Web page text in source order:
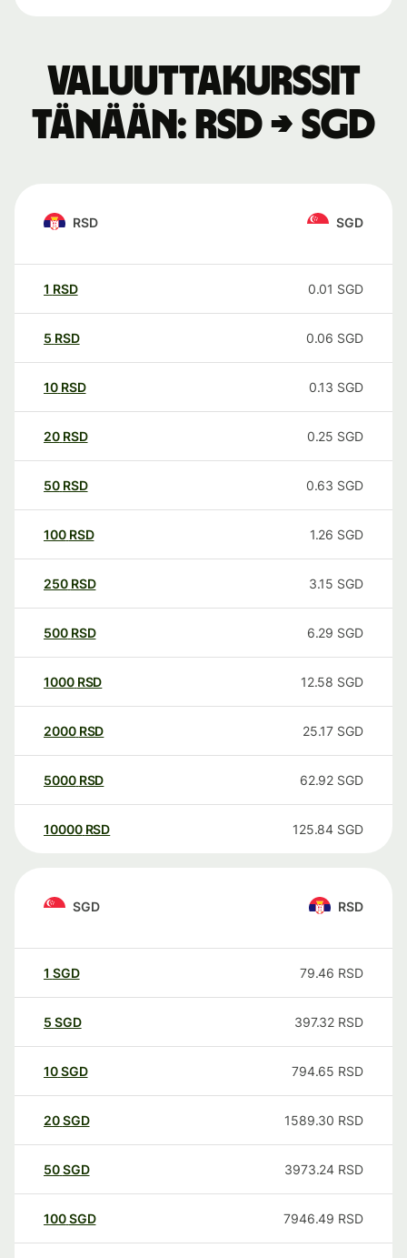
Valuuttakurssit
tänään: RSD → SGD
RSD SGD
1 RSD 0.01 SGD
5 RSD 0.06 SGD
10 RSD 0.13 SGD
20 RSD 0.25 SGD
50 RSD 0.63 SGD
100 RSD 1.26 SGD
250 RSD 3.15 SGD
500 RSD 6.29 SGD
1000 RSD 12.58 SGD
2000 RSD 25.17 SGD
5000 RSD 62.92 SGD
10000 RSD 125.84 SGD
SGD RSD
1 SGD 79.46 RSD
5 SGD 397.32 RSD
10SGD 794.65 RSD
20SGD 1589.30 RSD
50SGD 3973.24 RSD
100SGD 7946.49 RSD